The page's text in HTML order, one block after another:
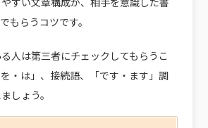
すい文章構成が、相手を意識した書
もらうコツです。
人は第三者にチェックしてもらうこ
・は」、接続語、「です・ます」調
しょう。